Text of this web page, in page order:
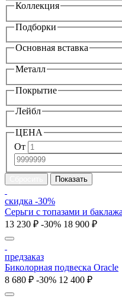
Коллекция
Подборки
Основная вставка
Металл
Покрытие
Лейбл
ЦЕНА
От
скидка -30%
Серьги с топазами и
13 230 ₽ -30% 18 900 ₽
предзаказ
Биколорная подвеска Oracle
8 680 ₽ -30% 12 400 ₽